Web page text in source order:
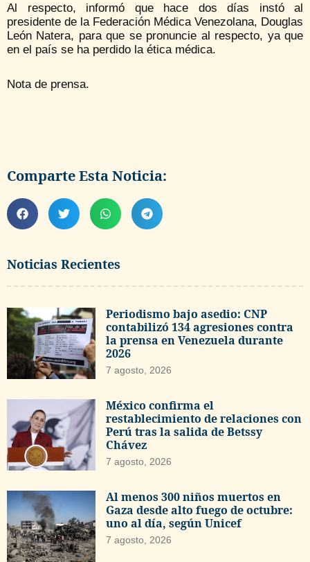
Noticias Recientes
Periodismo bajo asedio: CNP
contabilizó 134 agresiones contra
la prensa en Venezuela durante
2026
7 agosto, 2026
México confirma el
restablecimiento de relaciones con
Perú tras la salida de Betssy
Chávez
7 agosto, 2026
Al menos 300 niños muertos en
Gaza desde alto fuego de octubre:
uno al día, según Unicef
7 agosto, 2026
Al respecto, informó que hace dos días instó al
presidente de la Federación Médica Venezolana, Douglas
León Natera, para que se pronuncie al respecto, ya que
en el país se ha perdido la ética médica.
Nota de prensa.
Comparte Esta Noticia: